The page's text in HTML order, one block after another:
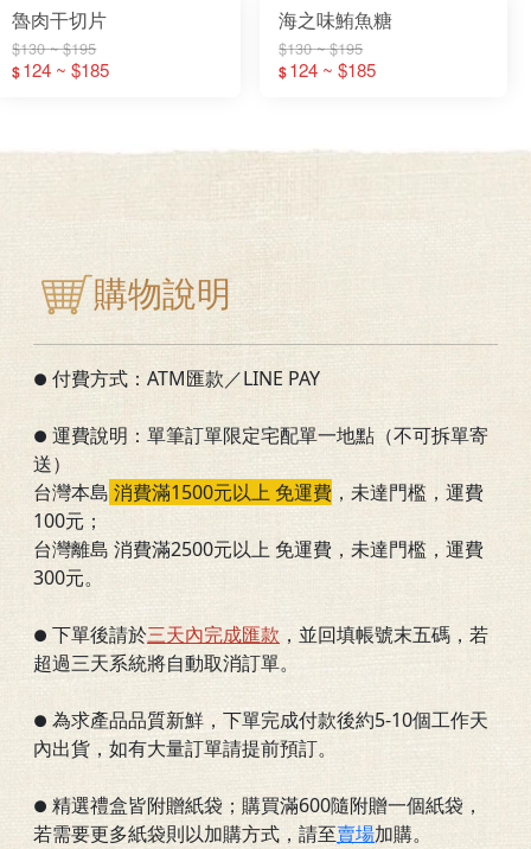
魯肉干切片
$130 ~ $195
$124 ~ $185
海之味鮪魚糖
$130 ~ $195
$124 ~ $185
購物說明
● 付費方式：ATM匯款／LINE PAY
● 運費說明：單筆訂單限定宅配單一地點（不可拆單寄
送）
台灣本島 消費滿1500元以上 免運費 ， 未達門檻 ，運費
100元；
台灣離島 消費滿2500元以上 免運費，未達門檻，運費
300元。
● 下單後請於三天內完成匯款 ，並回填帳號末五碼，若
超過三天系統將自動取消訂單。
● 為求產品品質新鮮，下單完成付款後約5-10個工作天
內出貨，如有大量訂單請提前預訂。
● 精選禮盒皆附贈紙袋；購買滿600隨附贈一個紙袋，
若需要更多紙袋則以加購方式，請至賣場加購。